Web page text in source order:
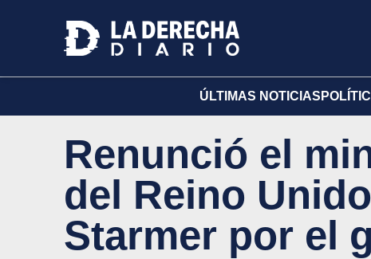
ÚLTIMAS NOTICIAS
Renunció el
del Reino
Starmer por el